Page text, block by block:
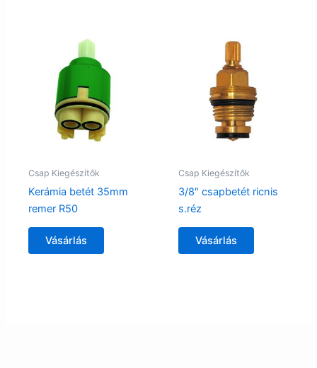
Csap Kiegészítők
Kerámia betét 35mm
remer R50
Vásárlás
Csap Kiegészítők
3/8″ csapbetét ricnis
s.réz
Vásárlás